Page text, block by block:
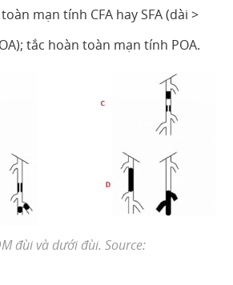
mạn tính CFA hay SFA (dài >
tắc hoàn toàn mạn tính POA.
đùi và dưới đùi. Source: